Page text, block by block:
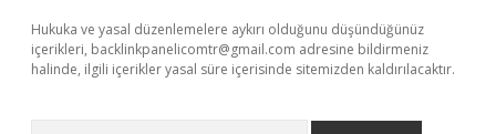
Hukuka ve yasal düzenlemelere aykırı olduğunu düşündüğünüz
içerikleri, backlinkpanelicomtr@gmail.com adresine bildirmeniz
halinde, ilgili içerikler yasal süre içerisinde sitemizden kaldırılacaktır.